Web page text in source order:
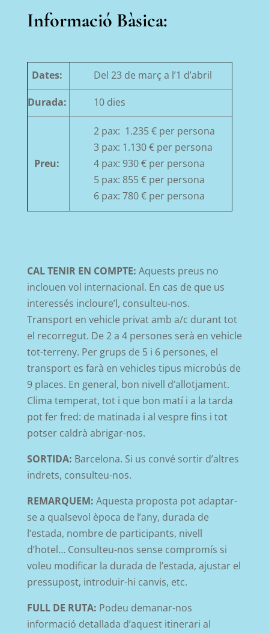
Informació Bàsica:
Dates: Del 23 de març a l’1 d’abril
Durada: 10 dies
Preu:
2 pax: 1.235 € per persona
3 pax: 1.130 € per persona
4 pax: 930 € per persona
5 pax: 855 € per persona
6 pax: 780 € per persona
CAL TENIR EN COMPTE: Aquests preus no
inclouen vol internacional. En cas de que us
interessés incloure’l, consulteu-nos.
Transport en vehicle privat amb a/c durant tot
el recorregut. De 2 a 4 persones serà en vehicle
tot-terreny. Per grups de 5 i 6 persones, el
transport es farà en vehicles tipus microbús de
9 places. En general, bon nivell d’allotjament.
Clima temperat, tot i que bon matí i a la tarda
pot fer fred: de matinada i al vespre fins i tot
potser caldrà abrigar-nos.
SORTIDA: Barcelona. Si us convé sortir d’altres
indrets, consulteu-nos.
REMARQUEM: Aquesta proposta pot adaptar-
se a qualsevol època de l’any, durada de
l’estada, nombre de participants, nivell
d’hotel… Consulteu-nos sense compromís si
voleu modificar la durada de l’estada, ajustar el
pressupost, introduir-hi canvis, etc.
FULL DE RUTA: Podeu demanar-nos
informació detallada d’aquest itinerari al